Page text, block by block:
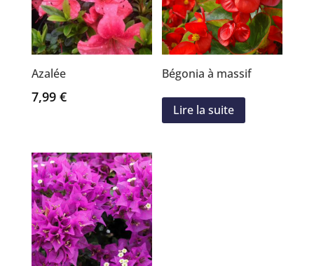
Azalée
7,99 €
Bégonia à massif
Lire la suite